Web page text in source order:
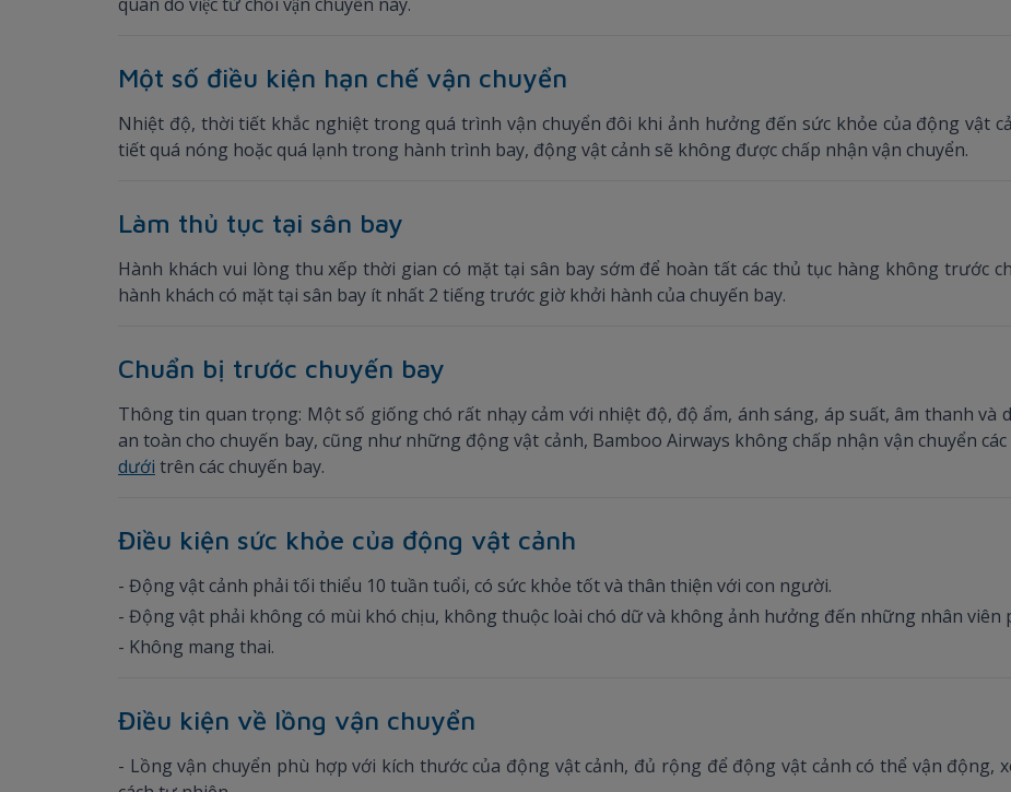
Một số điều kiện hạn chế vận chuyển
Nhiệt độ, thời tiết khắc nghiệt trong quá trình vận chuyển đôi khi ảnh hưởng đến sức khỏe của động vật
tiết quá nóng hoặc quá lạnh trong hành trình bay, động vật cảnh sẽ không được chấp nhận vận chuyển.
Làm thủ tục tại sân bay
Hành khách vui lòng thu xếp thời gian có mặt tại sân bay sớm để hoàn tất các thủ tục hàng không trước
hành khách có mặt tại sân bay ít nhất 2 tiếng trước giờ khởi hành của chuyến bay.
Chuẩn bị trước chuyến bay
Thông tin quan trọng: Một số giống chó rất nhạy cảm với nhiệt độ, độ ẩm, ánh sáng, áp suất, âm thanh và
an toàn cho chuyến bay, cũng như những động vật cảnh, Bamboo Airways không chấp nhận vận chuyển
dưới trên các chuyến bay.
Điều kiện sức khỏe của động vật cảnh
- Động vật cảnh phải tối thiểu 10 tuần tuổi, có sức khỏe tốt và thân thiện với con người.
- Động vật phải không có mùi khó chịu, không thuộc loài chó dữ và không ảnh hưởng đến những nhân viên
- Không mang thai.
Điều kiện về lồng vận chuyển
- Lồng vận chuyển phù hợp với kích thước của động vật cảnh, đủ rộng để động vật cảnh có thể vận động,